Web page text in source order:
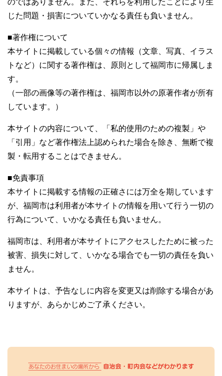
のではありません。また、それらを利用したことにより生
じた問題・損害についていかなる責任も負いません。
■著作権について
本サイトに掲載している個々の情報（文章、写真、イラス
トなど）に関する著作権は、原則として福岡市に帰属しま
す。
（一部の画像等の著作権は、福岡市以外の原著作者が所有
しています。）
本サイトの内容について、「私的使用のための複製」や
「引用」など著作権法上認められた場合を除き、無断で複
製・転用することはできません。
■免責事項
本サイトに掲載する情報の正確さには万全を期しています
が、福岡市は利用者が本サイトの情報を用いて行う一切の
行為について、いかなる責任も負いません。
福岡市は、利用者が本サイトにアクセスしたために被った
被害、損失に対して、いかなる場合でも一切の責任を負い
ません。
本サイトは、予告なしに内容を変更又は削除する場合があ
りますが、あらかじめご了承ください。